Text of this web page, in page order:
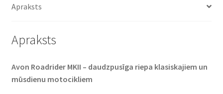
Apraksts
Apraksts
Avon Roadrider MKII – daudzpusīga riepa klasiskajiem un
mūsdienu motocikliem​